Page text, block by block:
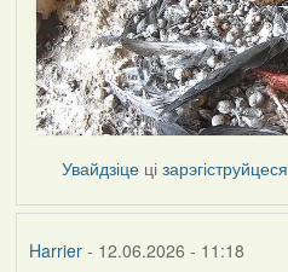
Увайдзіце цізарэгіструйцеся
Harrier- 12.06.2026 - 11:18